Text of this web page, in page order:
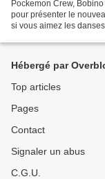
Pockemon Crew,
pour présenter le
si vous aimez les
Hébergé par
Top articles
Pages
Contact
Signaler un abus
C.G.U.